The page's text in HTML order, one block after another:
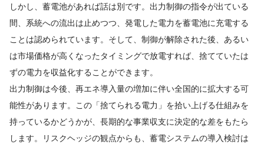
しかし、蓄電池があれば話は別です。出力制御の指令が出ている
間、系統への流出は止めつつ、発電した電力を蓄電池に充電する
ことは認められています。そして、制御が解除された後、あるい
は市場価格が高くなったタイミングで放電すれば、捨てていたは
ずの電力を収益化することができます。
出力制御は今後、再エネ導入量の増加に伴い全国的に拡大する可
能性があります。この「捨てられる電力」を拾い上げる仕組みを
持っているかどうかが、長期的な事業収支に決定的な差をもたら
します。リスクヘッジの観点からも、蓄電システムの導入検討は